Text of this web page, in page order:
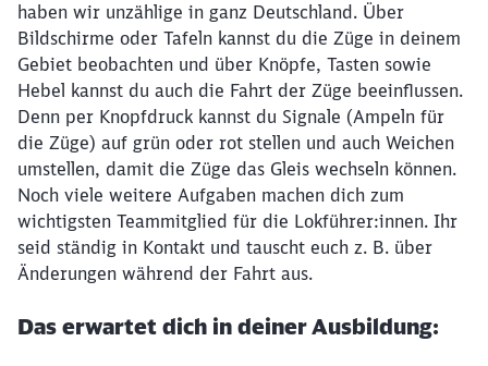
haben wir unzählige in ganz Deutschland. Über
Bildschirme oder Tafeln kannst du die Züge in deinem
Gebiet beobachten und über Knöpfe, Tasten sowie
Hebel kannst du auch die Fahrt der Züge beeinflussen.
Denn per Knopfdruck kannst du Signale (Ampeln für
die Züge) auf grün oder rot stellen und auch Weichen
umstellen, damit die Züge das Gleis wechseln können.
Noch viele weitere Aufgaben machen dich zum
wichtigsten Teammitglied für die Lokführer:innen. Ihr
seid ständig in Kontakt und tauscht euch z. B. über
Änderungen während der Fahrt aus.
Das erwartet dich in deiner Ausbildung: